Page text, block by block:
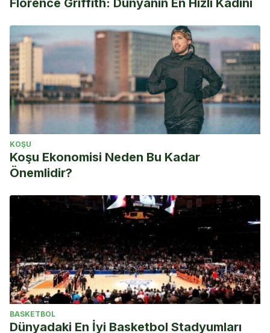
Florence Griffith: Dünyanın En Hızlı Kadını
KOŞU
Koşu Ekonomisi Neden Bu Kadar
Önemlidir?
BASKETBOL
Dünyadaki En İyi Basketbol Stadyumları